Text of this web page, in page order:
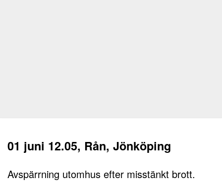
01 juni 12.05, Rån, Jönköping
Avspärrning utomhus efter misstänkt brott.